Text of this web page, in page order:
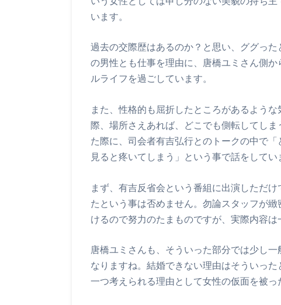
います。
過去の交際歴はあるのか？と思い、ググっ
の男性とも仕事を理由に、唐橋ユミさん側
ルライフを過ごしています。
また、性格的も屈折したところがあるよう
際、場所さえあれば、どこでも側転してし
た際に、司会者有吉弘行とのトークの中で
見ると疼いてしまう」という事で話をしてい
まず、有吉反省会という番組に出演しただ
たという事は否めません。勿論スタッフが
けるので努力のたまものですが、実際内容は
唐橋ユミさんも、そういった部分では少し
なりますね。結婚できない理由はそういっ
一つ考えられる理由として女性の仮面を被